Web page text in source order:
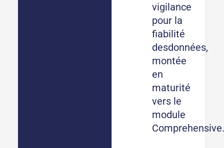
vigilance
pour la
fiabilité
desdonnées,
montée
en
maturité
vers le
module